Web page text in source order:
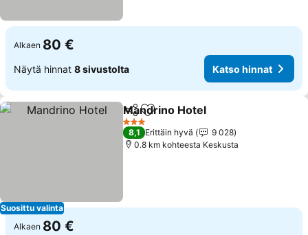
Alkaen 80 €
Näytä hinnat 8 sivustolta Katso hinnat
Suosittu valinta
Jaa Lisää suosikkeihin
Mandrino Hotel
3 Tähtiluokitus
8,1 Erittäin hyvä
9 028
0.8 km kohteesta Keskusta
Alkaen 80 €